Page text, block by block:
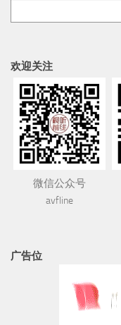
欢迎关注
微信公众号
avfline
广告位